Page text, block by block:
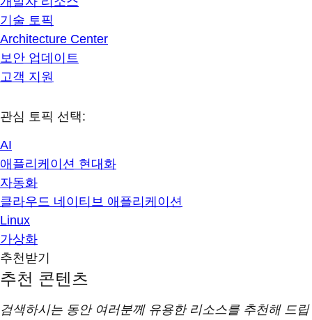
기술 토픽
Architecture Center
보안 업데이트
고객 지원
관심 토픽 선택:
AI
애플리케이션 현대화
자동화
클라우드 네이티브 애플리케이션
Linux
가상화
추천받기
추천 콘텐츠
검색하시는 동안 여러분께 유용한 리소스를 추천해 드립